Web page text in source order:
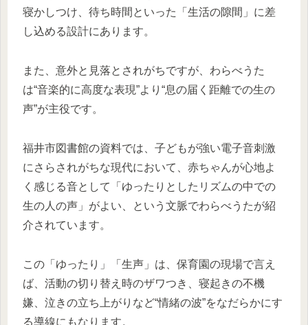
寝かしつけ、待ち時間といった「生活の隙間」に差
し込める設計にあります。
また、意外と見落とされがちですが、わらべうた
は“音楽的に高度な表現”より“息の届く距離での生の
声”が主役です。
福井市図書館の資料では、子どもが強い電子音刺激
にさらされがちな現代において、赤ちゃんが心地よ
く感じる音として「ゆったりとしたリズムの中での
生の人の声」がよい、という文脈でわらべうたが紹
介されています。
この「ゆったり」「生声」は、保育園の現場で言え
ば、活動の切り替え時のザワつき、寝起きの不機
嫌、泣きの立ち上がりなど“情緒の波”をなだらかにす
る導線にもなります。